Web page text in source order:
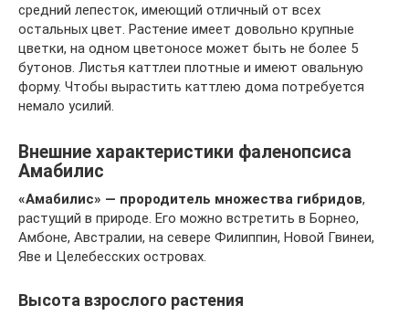
средний лепесток, имеющий отличный от всех
остальных цвет. Растение имеет довольно крупные
цветки, на одном цветоносе может быть не более 5
бутонов. Листья каттлеи плотные и имеют овальную
форму. Чтобы вырастить каттлею дома потребуется
немало усилий.
Внешние характеристики фаленопсиса
Амабилис
«Амабилис» — прородитель множества гибридов,
растущий в природе. Его можно встретить в Борнео,
Амбоне, Австралии, на севере Филиппин, Новой Гвинеи,
Яве и Целебесских островах.
Высота взрослого растения